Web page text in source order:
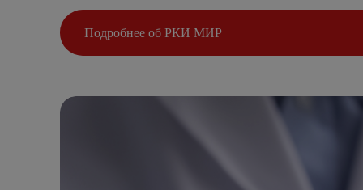
Подробнее об РКИ МИР